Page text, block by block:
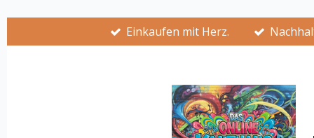
springen
Einkaufen mit Herz.